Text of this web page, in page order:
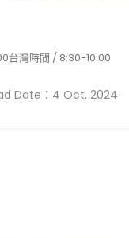
台灣時間 / 8:30-10:00
Date：4 Oct, 2024